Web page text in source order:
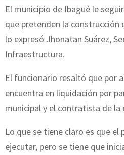
El municipio de Ibagué le
que pretenden la construcción
lo expresó Jhonatan Suárez,
Infraestructura.
El funcionario resaltó que por
encuentra en liquidación por
municipal y el contratista de la
Lo que se tiene claro es que el
ejecutar, pero se tiene que